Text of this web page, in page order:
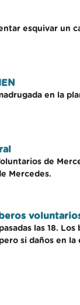
esquivar un
en la
de
Mercedes.
las 18.
si daños en